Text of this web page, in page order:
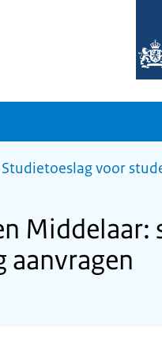
Studietoeslag voor
aanvragen